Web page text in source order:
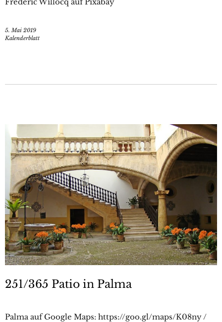
5. Mai 2019
Kalenderblatt
251/365 Patio in Palma
Palma auf Google Maps: https://goo.gl/maps/K08ny /